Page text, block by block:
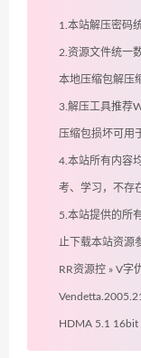
1.本站解压密码
2.资源文件统一
本地压缩包解压
3.解压工具推荐
压缩包损坏可用
4.本站所有内容
考、学习，不存
5.本站提供的所
止下载本站资源
RR资源控 » V字
HDMA 5.1 16bit